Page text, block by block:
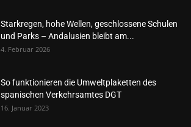
Starkregen, hohe Wellen, geschlossene Schulen
und Parks – Andalusien bleibt am...
4. Februar 2026
So funktionieren die Umweltplaketten des
spanischen Verkehrsamtes DGT
16. Januar 2023